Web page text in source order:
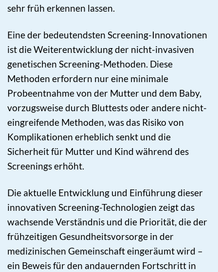
sehr früh erkennen lassen.
Eine der bedeutendsten Screening-Innovationen
ist die Weiterentwicklung der nicht-invasiven
genetischen Screening-Methoden. Diese
Methoden erfordern nur eine minimale
Probeentnahme von der Mutter und dem Baby,
vorzugsweise durch Bluttests oder andere nicht-
eingreifende Methoden, was das Risiko von
Komplikationen erheblich senkt und die
Sicherheit für Mutter und Kind während des
Screenings erhöht.
Die aktuelle Entwicklung und Einführung dieser
innovativen Screening-Technologien zeigt das
wachsende Verständnis und die Priorität, die der
frühzeitigen Gesundheitsvorsorge in der
medizinischen Gemeinschaft eingeräumt wird –
ein Beweis für den andauernden Fortschritt in